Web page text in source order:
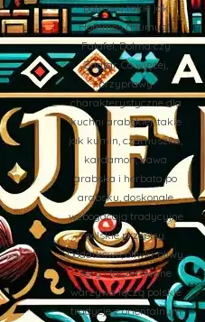
potrawy takie jak
Hommos (Humus),
Falafel, Dolma czy
Zaatar. Co więcej,
przyprawy
charakterystyczne dla
kuchni arabskiej, takie
jak kumin, czarnuszka,
kardamon, kawa
arabska i herbata po
arabsku, doskonale
wzbogacają tradycyjne
polskie przepisy.
Dodatkowo, oliwki, oliwy,
sery i faszerowane
warzywa łączą polskie
tradycje z orientalnym